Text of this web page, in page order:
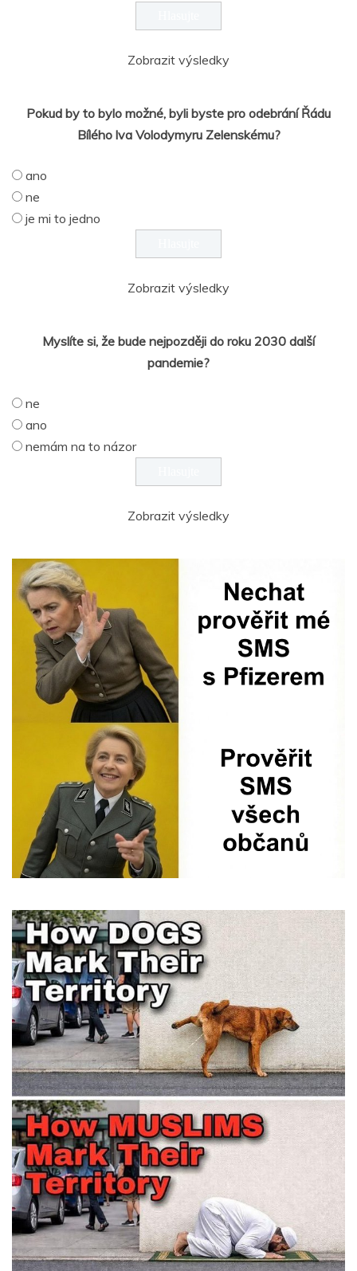
Zobrazit výsledky
Pokud by to bylo možné, byli byste pro odebrání Řádu
Bílého lva Volodymyru Zelenskému?
ano
ne
je mi to jedno
Zobrazit výsledky
Myslíte si, že bude nejpozději do roku 2030 další
pandemie?
ne
ano
nemám na to názor
Zobrazit výsledky